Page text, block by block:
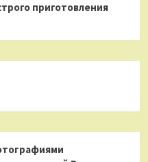
приготовления